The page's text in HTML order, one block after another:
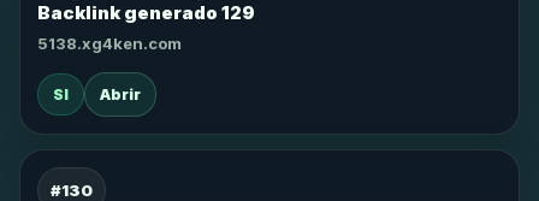
Backlink generado 129
5138.xg4ken.com
SI Abrir
#130